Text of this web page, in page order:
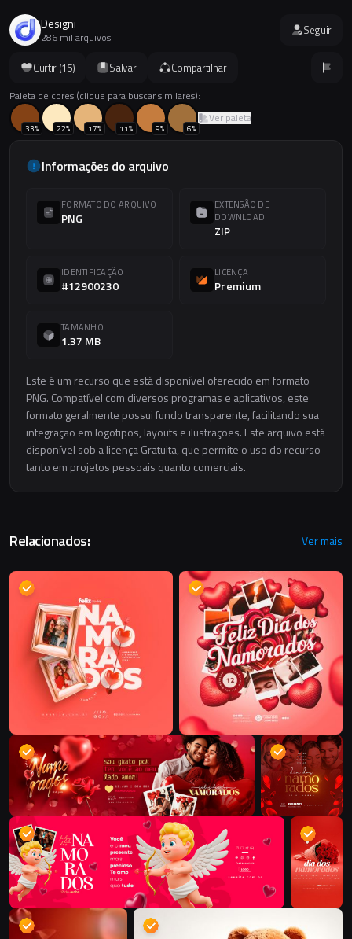
Curtir (15) Salvar Compartilhar
Paleta de cores (clique para buscar similares):
33% 22% 17% 11% 9% 6%
Ver paleta
Informações do arquivo
FORMATO DO ARQUIVO
PNG
EXTENSÃO DE
DOWNLOAD
ZIP
IDENTIFICAÇÃO
#12900230
LICENÇA
Premium
TAMANHO
1.37 MB
Este é um recurso que está disponível oferecido em formato
PNG. Compatível com diversos programas e aplicativos, este
formato geralmente possui fundo transparente, facilitando sua
integração em logotipos, layouts e ilustrações. Este arquivo está
disponível sob a licença Gratuita, que permite o uso do recurso
tanto em projetos pessoais quanto comerciais.
Designi
286 mil arquivos Seguir
Relacionados: Ver mais